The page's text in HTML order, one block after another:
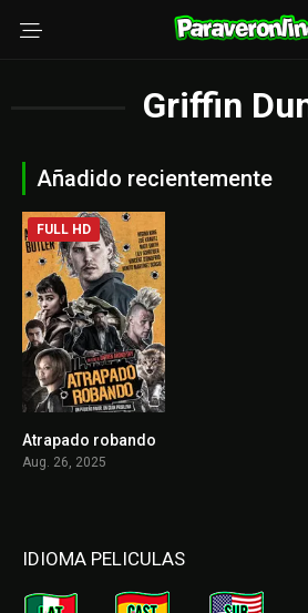
Griffin
Añadido recientemente
7
FULL HD
Atrapado robando
Aug. 26, 2025
IDIOMA PELICULAS